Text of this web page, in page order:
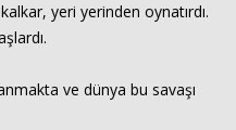
yeri yerinden oynatırdı.
ve dünya bu savaşı